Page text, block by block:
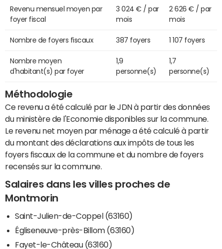
Revenu mensuel moyen par
foyer fiscal
3 024 € / par
mois
2 626 € / par
mois
Nombre de foyers fiscaux 387 foyers 1 107 foyers
Nombre moyen
d'habitant(s) par foyer
1,9
personne(s)
1,7
personne(s)
Méthodologie
Ce revenu a été calculé par le JDN à partir des données
du ministère de l'Economie disponibles sur la commune.
Le revenu net moyen par ménage a été calculé à partir
du montant des déclarations aux impôts de tous les
foyers fiscaux de la commune et du nombre de foyers
recensés sur la commune.
Salaires dans les villes proches de
Montmorin
Saint-Julien-de-Coppel (63160)
Égliseneuve-près-Billom (63160)
Fayet-le-Château (63160)